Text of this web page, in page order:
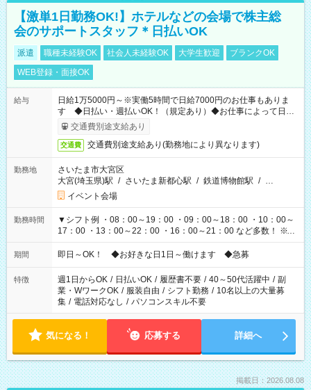
【激単1日勤務OK!】ホテルなどの会場で株主総
会のサポートスタッフ＊日払いOK
派遣 職種未経験OK 社会人未経験OK 大学生歓迎
ブランクOK
WEB登録・面接OK
給与
日給1万5000円～※実働5時間で日給7000円のお仕事もありま
す ◆日払い・週払いOK！（規定あり）◆お仕事によって日給
も異なります
交通費別途支給あり
交通費 交通費別途支給あり(勤務地により異なります)
勤務地
さいたま市大宮区
大宮(埼玉県)駅 / さいたま新都心駅 / 鉄道博物館駅 / …
イベント会場
勤務時間
▼シフト例 ・08：00～19：00 ・09：00～18：00 ・10：00～
17：00 ・13：00～22：00 ・16：00～21：00 など多数！ ※お
仕事により勤務時間が異なります
期間 即日～OK！ ◆お好きな日1日～働けます ◆急募
特徴 週1日からOK / 日払いOK / 履歴書不要 / 40～50代活躍中 / 副
業・WワークOK / 服装自由 / シフト勤務 / 10名以上の大量募
集 / 電話対応なし / パソコンスキル不要
気になる！ 応募する 詳細へ
掲載日：2026.08.08